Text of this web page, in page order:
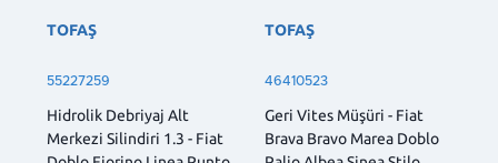
TOFAŞ
55227259
Hidrolik Debriyaj Alt
Merkezi Silindiri 1.3 - Fiat
TOFAŞ
46410523
Geri Vites Müşüri - Fiat
Brava Bravo Marea Doblo